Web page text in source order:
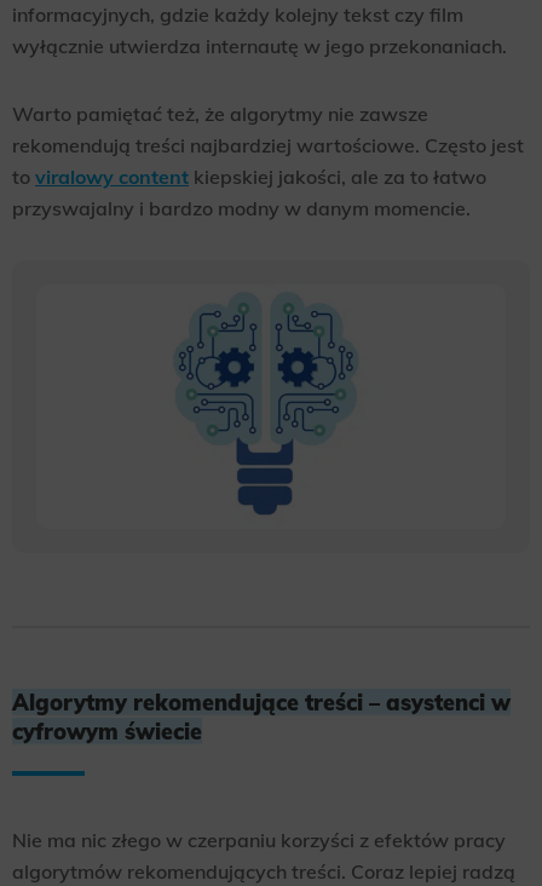
informacyjnych, gdzie każdy kolejny tekst czy film
wyłącznie utwierdza internautę w jego przekonaniach.
Warto pamiętać też, że algorytmy nie zawsze
rekomendują treści najbardziej wartościowe. Często jest
to viralowy content kiepskiej jakości, ale za to łatwo
przyswajalny i bardzo modny w danym momencie.
Algorytmy rekomendujące treści – asystenci w
cyfrowym świecie
Nie ma nic złego w czerpaniu korzyści z efektów pracy
algorytmów rekomendujących treści. Coraz lepiej radzą